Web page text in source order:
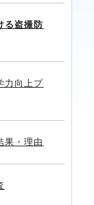
る盗撮防
力向上プ
果・理由